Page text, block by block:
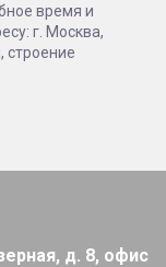
время и
г. Москва,
строение
д. 8, офис